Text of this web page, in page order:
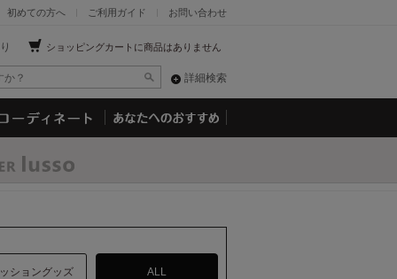
お問い合わせ
ご利用ガイド
初めての方へ
ショッピングカートに商品はありません
詳細検索
ショングッズ ALL